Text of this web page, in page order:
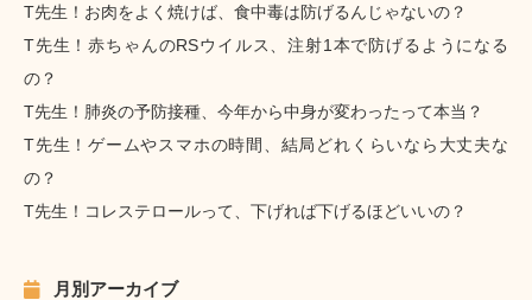
T先生！お肉をよく焼けば、食中毒は防げるんじゃないの？
T先生！赤ちゃんのRSウイルス、注射1本で防げるようになる
の？
T先生！肺炎の予防接種、今年から中身が変わったって本当？
T先生！ゲームやスマホの時間、結局どれくらいなら大丈夫な
の？
T先生！コレステロールって、下げれば下げるほどいいの？
月別アーカイブ